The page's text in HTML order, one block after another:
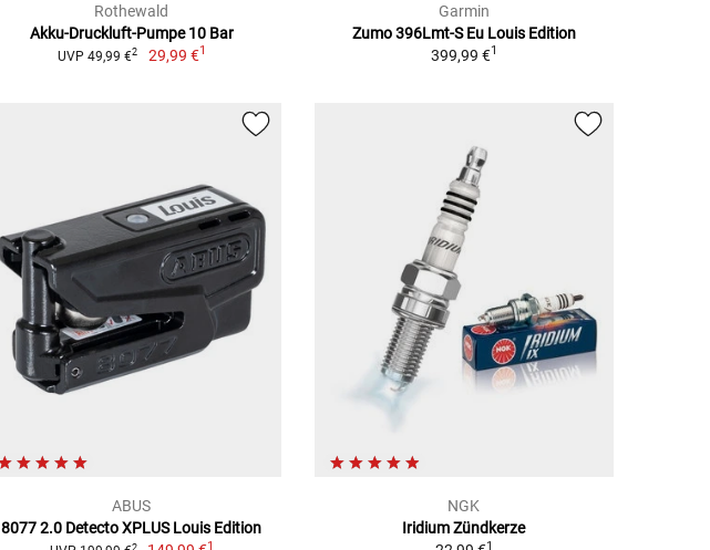
Rothewald
Akku-Druckluft-Pumpe 10 Bar
UVP 49,99 €2 29,99 €1
Garmin
Zumo 396Lmt-S Eu Louis Edition
399,99 €1
ABUS
8077 2.0 Detecto XPLUS Louis Edition
2 1
NGK
Iridium Zündkerze
1